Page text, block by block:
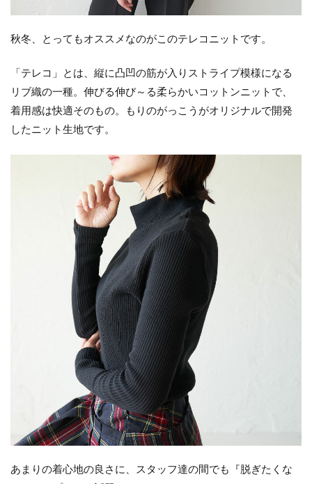
秋冬、とってもオススメなのがこのテレコニットです。
「テレコ」とは、縦に凸凹の筋が入りストライプ模様になる
リブ織の一種。伸びる伸び～る柔らかいコットンニットで、
着用感は快適そのもの。もりのがっこうがオリジナルで開発
したニット生地です。
あまりの着心地の良さに、スタッフ達の間でも『脱ぎたくな